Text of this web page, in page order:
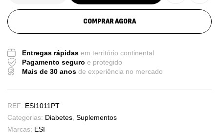
COMPRAR AGORA
Entregas rápidas em território continental
Pagamento seguro e protegido
Mais de 30 anos de experiência no mercado
REF: ESI1011PT
Categorias: Diabetes Suplementos
Marcas: ESI